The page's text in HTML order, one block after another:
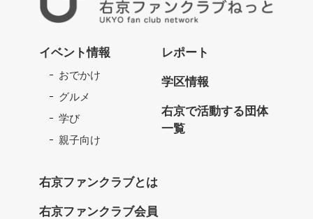
京
フ
と
イベント情報
おでかけ
グルメ
学び
親子向け
レポート
学区情報
右京で活動する団体
一覧
右京ファンクラブとは
右京ファンクラブ会員